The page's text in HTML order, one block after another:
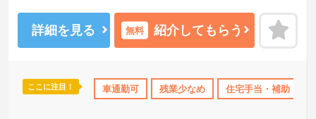
手当・補助 無資格OK 産休･育休･介護休暇取得実績あり
スキルアップや将来的なキャリアアップも目指していただけます。
ご興味がある方は是非一度マイナビまでお問い合わせください。さ
らに詳細などお伝えします！
詳細を見る 無料 紹介してもらう
ここに注目！ 車通勤可 残業少なめ 住宅手当・補助